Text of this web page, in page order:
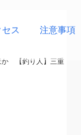
ス 注意事項
か 【釣り人】三重